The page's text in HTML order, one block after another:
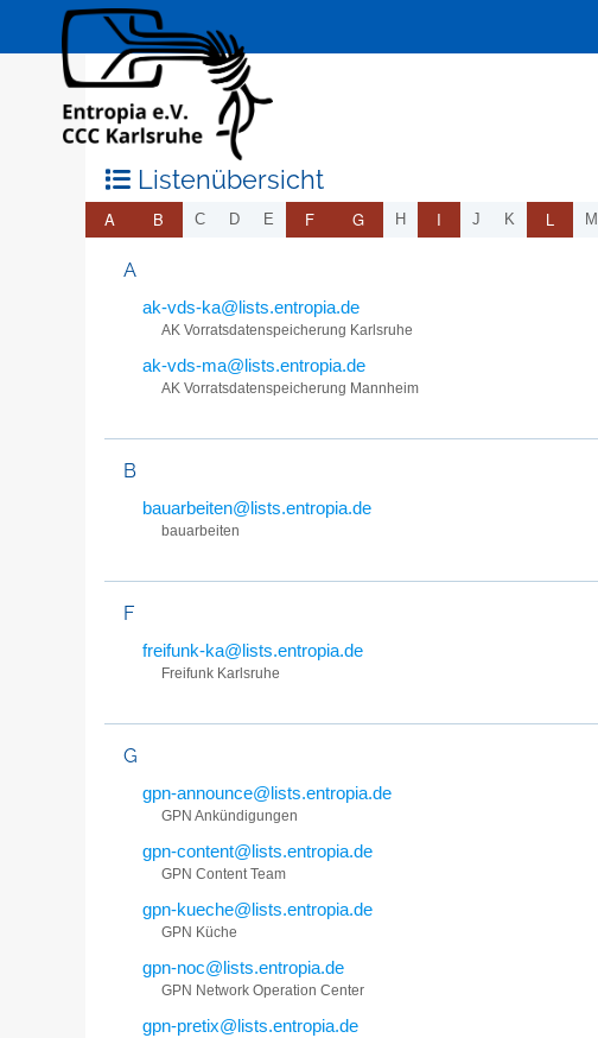
Listenübersicht
A B C D E F G H I J K L M
A
ak-vds-ka@lists.entropia.de
AK Vorratsdatenspeicherung Karlsruhe
ak-vds-ma@lists.entropia.de
AK Vorratsdatenspeicherung Mannheim
B
bauarbeiten@lists.entropia.de
bauarbeiten
F
freifunk-ka@lists.entropia.de
Freifunk Karlsruhe
G
gpn-announce@lists.entropia.de
GPN Ankündigungen
gpn-content@lists.entropia.de
GPN Content Team
gpn-kueche@lists.entropia.de
GPN Küche
gpn-noc@lists.entropia.de
GPN Network Operation Center
gpn-pretix@lists.entropia.de